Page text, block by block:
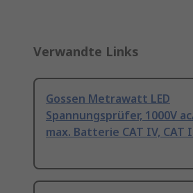
Verwandte Links
Gossen Metrawatt LED
Spannungsprüfer, 1000V
max. Batterie CAT IV, CAT